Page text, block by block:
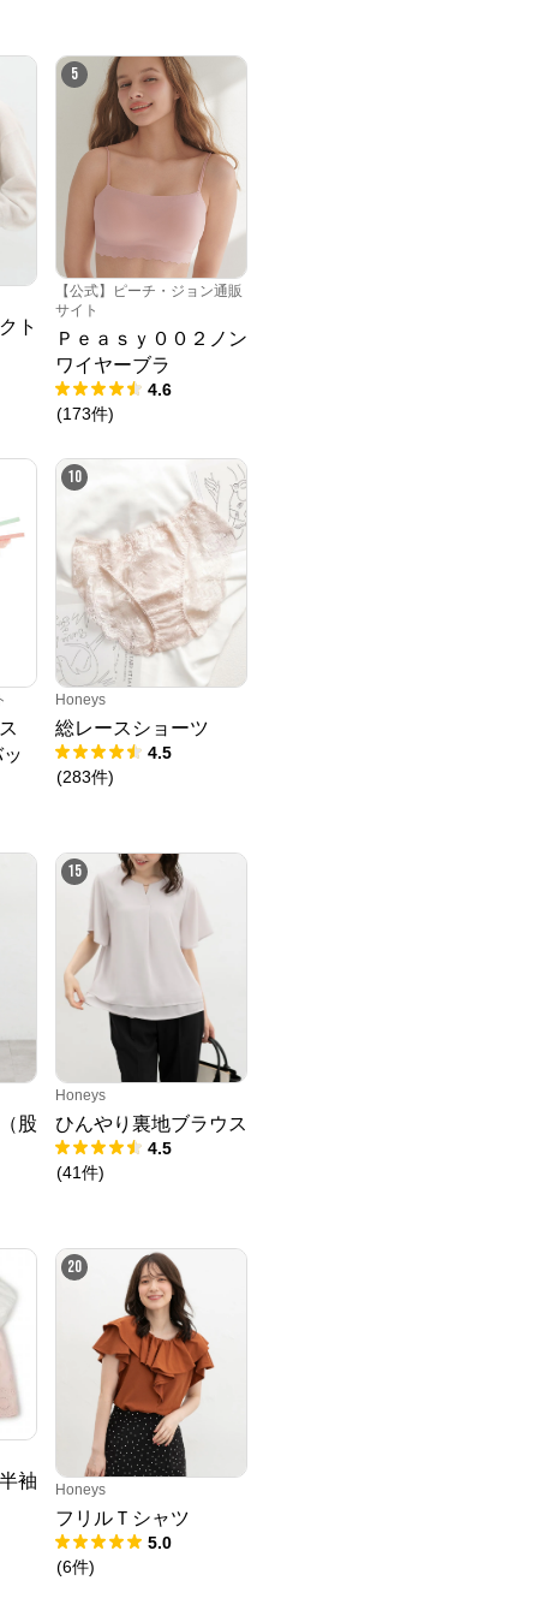
ト
5
【公式】ピーチ・ジョン通販
サイト
Ｐｅａｓｙ００２ノン
ワイヤーブラ
4.6
(173件)
10
Honeys
総レースショーツ
4.5
(283件)
股
15
Honeys
ひんやり裏地ブラウス
4.5
(41件)
袖
20
Honeys
フリルＴシャツ
5.0
(6件)